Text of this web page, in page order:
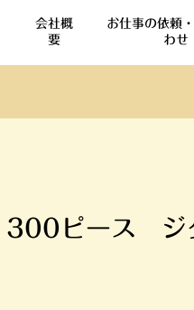
会社概
要
お仕事の依頼
わせ
ピース ジ